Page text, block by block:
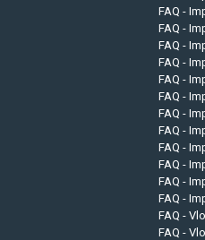
FAQ -
FAQ -
FAQ -
FAQ -
FAQ -
FAQ -
FAQ -
FAQ -
FAQ -
FAQ -
FAQ -
FAQ -
FAQ -
FAQ -